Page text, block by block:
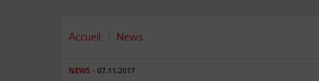
Accueil News
NEWS - 07.11.2017